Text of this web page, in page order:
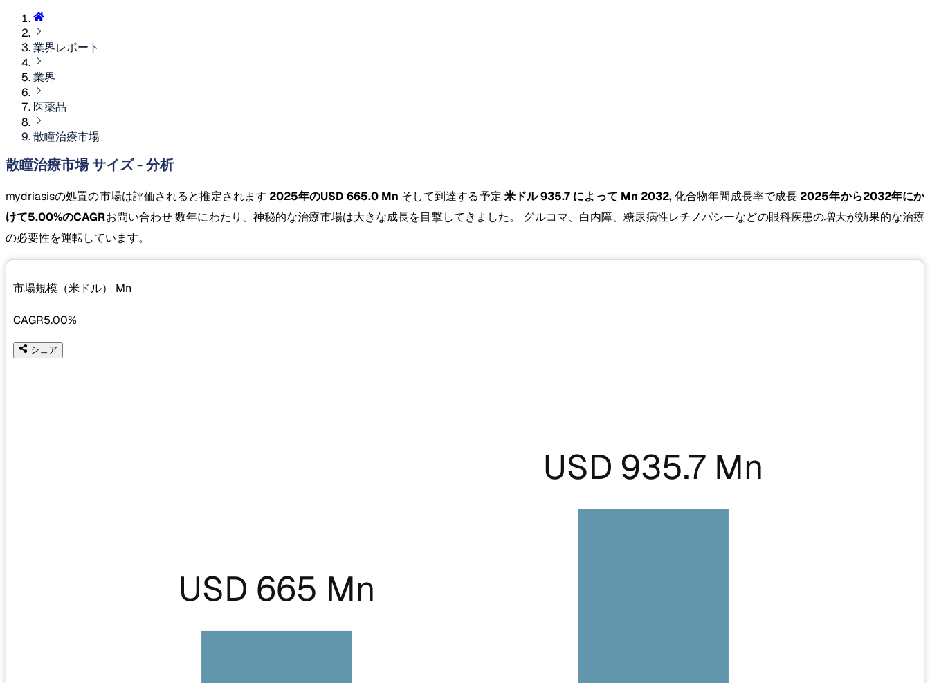
業界レポート
業界
医薬品
散瞳治療市場
散瞳治療市場 サイズ - 分析
mydriasisの処置の市場は評価されると推定されます 2025年のUSD 665.0 Mn そして到達する予定 米ドル 935.7 によって Mn 2032,化合物年間成長率で成長 2025年から2032年にか
けて5.00%のCAGRお問い合わせ 数年にわたり、神秘的な治療市場は大きな成長を目撃してきました。 グルコマ、白内障、糖尿病性レチノパシーなどの眼科疾患の増大が効果的な治療
の必要性を運転しています。
市場規模（米ドル） Mn
CAGR5.00%
シェア
USD 665 Mn
USD 935.7 Mn